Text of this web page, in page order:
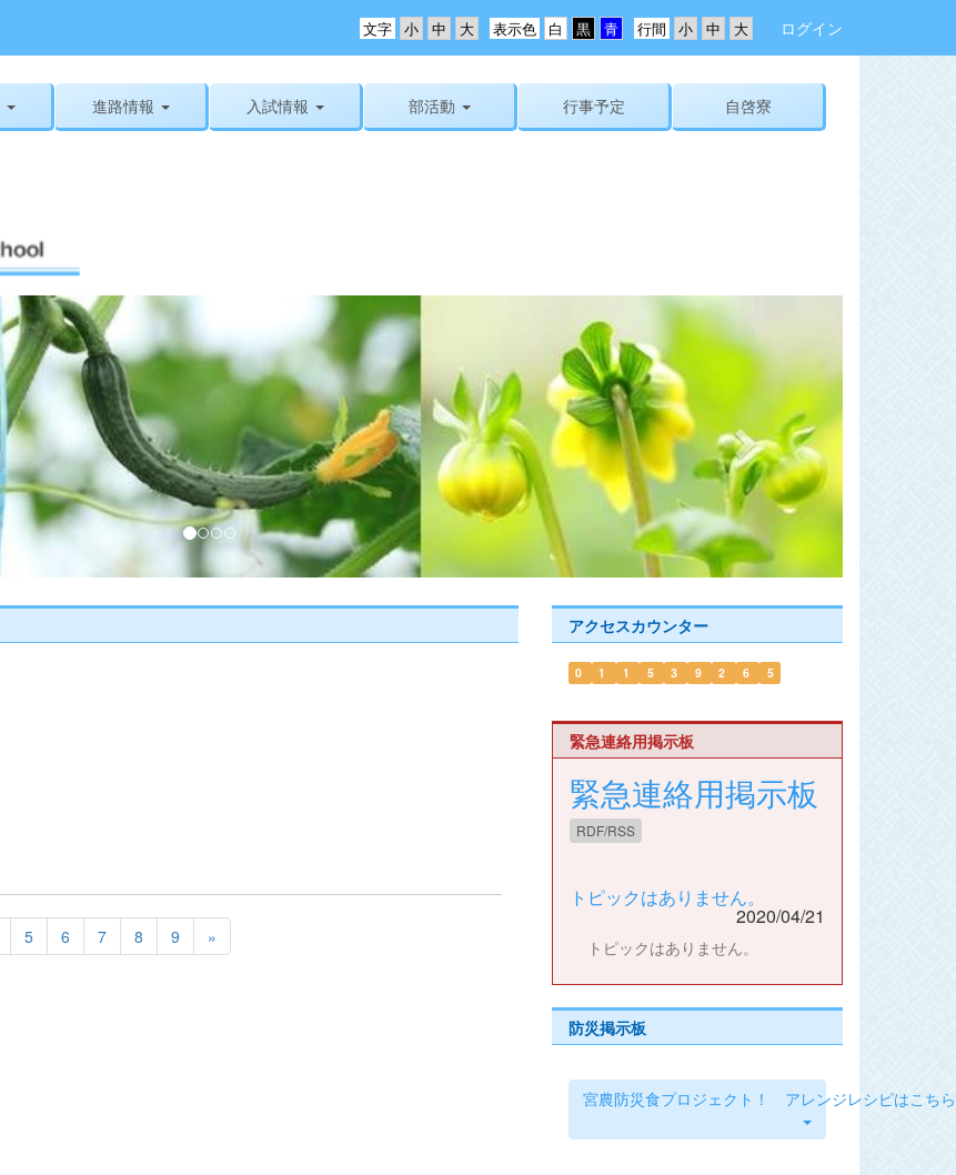
行間
表示色
文字 ログイン
進路情報 入試情報 部活動 行事予定 自啓寮
e
x
t
5 6 7 8 9 »
アクセスカウンター
0 1 1 5 3 9 2 6 5
緊急連絡用掲示板
緊急連絡用掲示板
RDF/RSS
トピックはありません。
2020/04/21
トピックはありません。
防災掲示板
宮農防災食プロジェクト！ アレンジレシピはこち